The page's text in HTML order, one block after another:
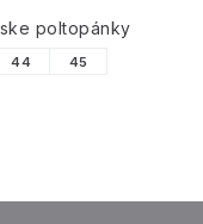
poltopánky
44 45